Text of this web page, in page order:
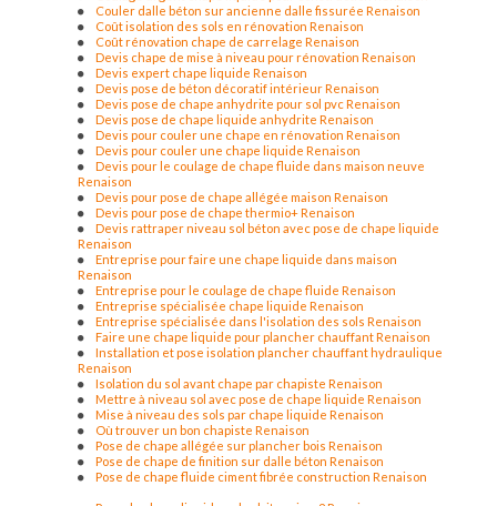
lapalisse|devis gratuit pour chape liquide anhydrite à tarare
devis gratuit pour chape liquide anhydrite à Vichy|devis gratuit
pour chape liquide anhydrite ou ciment annonay|devis gratuit pour
chape liquide anhydrite à Roanne|devis gratuit pour chape liquide
anhydrite à decize|chape liquide anhydrite pour maison neuve à
Feurs
|devis gratuit pour chape liquide anhydrite à bourg de thisy
Pose de chape liquide avec isolant de sol sur ancien sol dans maison
en rénovation à Amplepuis|Chape liquide Thermio + sur plancher
chauffant hydraulique en Saone et Loire |Réalisation et pose chape
liquide anhydrite ou ciment pour plancher chauffant dans maison en
construction à nontagny
Couler dalle béton sur ancienne dalle fissurée Renaison
Coût isolation des sols en rénovation Renaison
Coût rénovation chape de carrelage Renaison
Devis chape de mise à niveau pour rénovation Renaison
Devis expert chape liquide Renaison
Devis pose de béton décoratif intérieur Renaison
Devis pose de chape anhydrite pour sol pvc Renaison
Devis pose de chape liquide anhydrite Renaison
Devis pour couler une chape en rénovation Renaison
Devis pour couler une chape liquide Renaison
Devis pour le coulage de chape fluide dans maison neuve
Renaison
Devis pour pose de chape allégée maison Renaison
Devis pour pose de chape thermio+ Renaison
Devis rattraper niveau sol béton avec pose de chape liquide
Renaison
Entreprise pour faire une chape liquide dans maison
Renaison
Entreprise pour le coulage de chape fluide Renaison
Entreprise spécialisée chape liquide Renaison
Entreprise spécialisée dans l'isolation des sols Renaison
Faire une chape liquide pour plancher chauffant Renaison
Installation et pose isolation plancher chauffant hydraulique
Renaison
Isolation du sol avant chape par chapiste Renaison
Mettre à niveau sol avec pose de chape liquide Renaison
Mise à niveau des sols par chape liquide Renaison
Où trouver un bon chapiste Renaison
Pose de chape allégée sur plancher bois Renaison
Pose de chape de finition sur dalle béton Renaison
Pose de chape fluide ciment fibrée construction Renaison